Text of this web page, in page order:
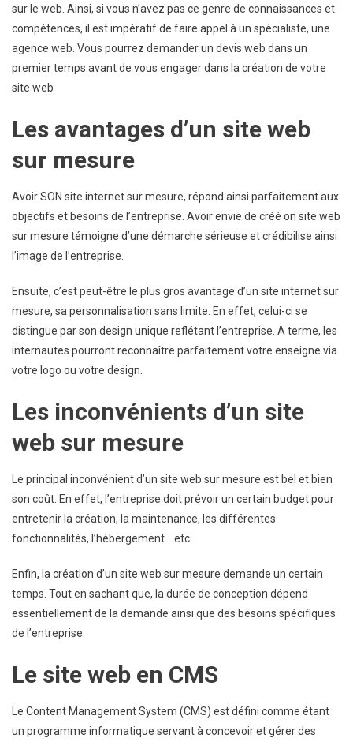
sur le web. Ainsi, si vous n’avez pas ce genre de connaissances et
compétences, il est impératif de faire appel à un spécialiste, une
agence web. Vous pourrez demander un devis web dans un
premier temps avant de vous engager dans la création de votre
site web
Les avantages d’un site web
sur mesure
Avoir SON site internet sur mesure, répond ainsi parfaitement aux
objectifs et besoins de l’entreprise. Avoir envie de créé on site web
sur mesure témoigne d’une démarche sérieuse et crédibilise ainsi
l’image de l’entreprise.
Ensuite, c’est peut-être le plus gros avantage d’un site internet sur
mesure, sa personnalisation sans limite. En effet, celui-ci se
distingue par son design unique reflétant l’entreprise. A terme, les
internautes pourront reconnaître parfaitement votre enseigne via
votre logo ou votre design.
Les inconvénients d’un site
web sur mesure
Le principal inconvénient d’un site web sur mesure est bel et bien
son coût. En effet, l’entreprise doit prévoir un certain budget pour
entretenir la création, la maintenance, les différentes
fonctionnalités, l’hébergement… etc.
Enfin, la création d’un site web sur mesure demande un certain
temps. Tout en sachant que, la durée de conception dépend
essentiellement de la demande ainsi que des besoins spécifiques
de l’entreprise.
Le site web en CMS
Le Content Management System (CMS) est défini comme étant
un programme informatique servant à concevoir et gérer des